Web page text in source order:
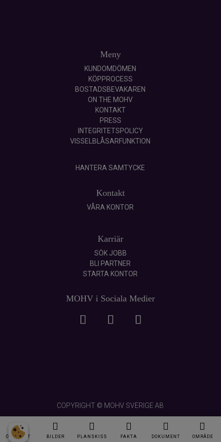
ÖVERSIKT BILDER PLANSKISS FAKTA DOKUMENT OMRÅDE
Meny
KUNDOMDÖMEN
KÖPPROCESS
BOSTADSBEVAKAREN
ON THE MOHV
KONTAKT
PRESS
INTEGRITETSPOLICY
VISSELBLÅSARFUNKTION
HANTERA SAMTYCKE
Kontakt
VÅRA KONTOR
Karriär
SÖK JOBB
BLI PARTNER
STARTA KONTOR
MOHV i Sociala Medier
COPYRIGHT © MOHV SVERIGE AB